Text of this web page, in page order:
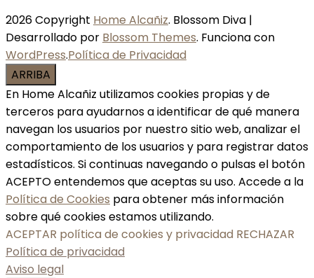
2026 Copyright Home Alcañiz. Blossom Diva |
Desarrollado por Blossom Themes. Funciona con
WordPress.Política de Privacidad
ARRIBA
En Home Alcañiz utilizamos cookies propias y de
terceros para ayudarnos a identificar de qué manera
navegan los usuarios por nuestro sitio web, analizar el
comportamiento de los usuarios y para registrar datos
estadísticos. Si continuas navegando o pulsas el botón
ACEPTO entendemos que aceptas su uso. Accede a la
Política de Cookies para obtener más información
sobre qué cookies estamos utilizando.
ACEPTAR política de cookies y privacidad RECHAZAR
Política de privacidad
Aviso legal